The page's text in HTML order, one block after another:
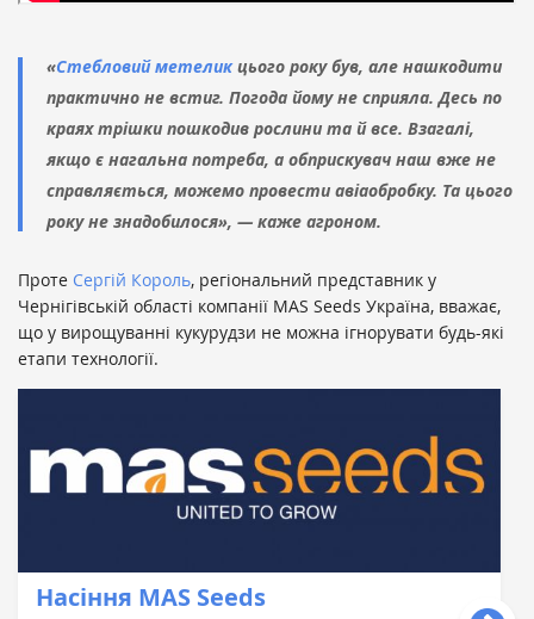
«Стебловий метеликцього року був, але нашкодити
практично не встиг. Погода йому не сприяла. Десь по
краях трішки пошкодив рослини та й все. Взагалі,
якщо є нагальна потреба, а обприскувач наш вже не
справляється, можемо провести авіаобробку. Та цього
року не знадобилося», — каже агроном.
Проте Сергій Король, регіональний представник у
Чернігівській області компанії MAS Seeds Україна, вважає,
що у вирощуванні кукурудзи не можна ігнорувати будь-які
етапи технології.
Насіння MAS Seeds